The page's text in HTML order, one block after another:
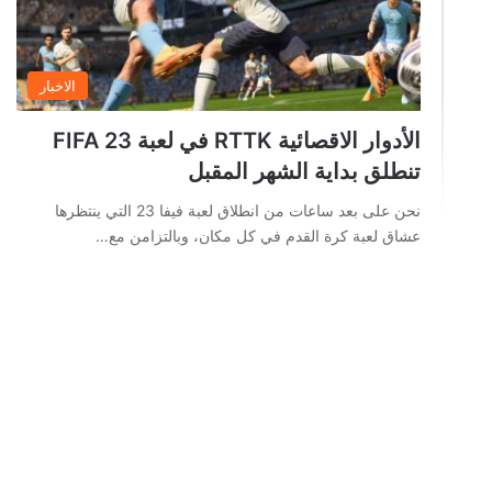
الاخبار
الأدوار الاقصائية RTTK في لعبة FIFA 23
تنطلق بداية الشهر المقبل
نحن على بعد ساعات من انطلاق لعبة فيفا 23 التي ينتظرها
عشاق لعبة كرة القدم في كل مكان، وبالتزامن مع…